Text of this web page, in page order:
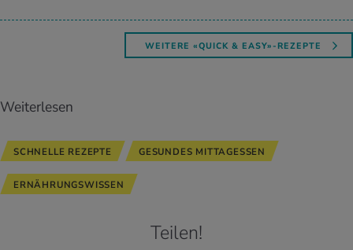
WEITERE «QUICK & EASY»-REZEPTE
Weiterlesen
SCHNELLE REZEPTE GESUNDES MITTAGESSEN
ERNÄHRUNGSWISSEN
Teilen!